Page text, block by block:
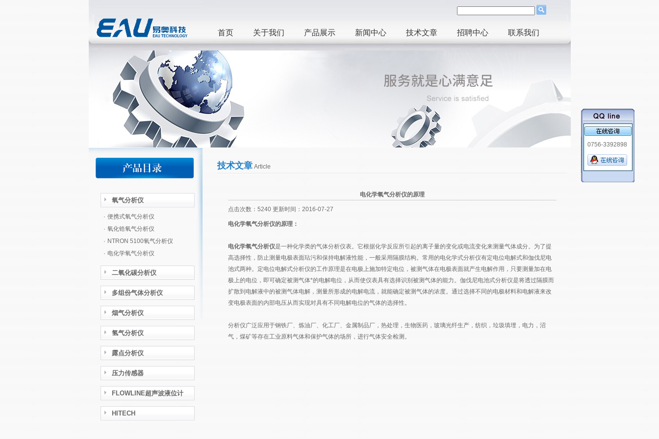
首页 关于我们 产品展示 新闻中心 技术文章 招聘中心 联系我们
氧气分析仪
· 便携式氧气分析仪
· 氧化锆氧气分析仪
· NTRON 5100氧气分析仪
· 电化学氧气分析仪
二氧化碳分析仪
多组份气体分析仪
烟气分析仪
氢气分析仪
露点分析仪
压力传感器
FLOWLINE超声波液位计
HITECH
技术文章 Article
电化学氧气分析仪的原理
点击次数：5240 更新时间：2016-07-27
电化学氧气分析仪的原理：
电化学氧气分析仪是一种化学类的气体分析仪表。它根据化学反应所引起的离子量的变化或电流变化来测量气体成分。为了提
高选择性，防止测量电极表面玷污和保持电解液性能，一般采用隔膜结构。常用的电化学式分析仪有定电位电解式和伽伐尼电
池式两种。定电位电解式分析仪的工作原理是在电极上施加特定电位，被测气体在电极表面就产生电解作用，只要测量加在电
极上的电位，即可确定被测气体*的电解电位，从而使仪表具有选择识别被测气体的能力。伽伐尼电池式分析仪是将透过隔膜而
扩散到电解液中的被测气体电解，测量所形成的电解电流，就能确定被测气体的浓度。通过选择不同的电极材料和电解液来改
变电极表面的内部电压从而实现对具有不同电解电位的气体的选择性。
分析仪广泛应用于钢铁厂、炼油厂、化工厂、金属制品厂，热处理，生物医药，玻璃光纤生产，纺织，垃圾填埋，电力，沼
气，煤矿等存在工业原料气体和保护气体的场所，进行气体安全检测。
0756-3392898